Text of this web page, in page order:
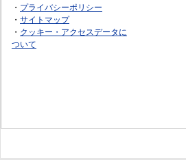
・ プライバシーポリシー
・ サイトマップ
・ クッキー・アクセスデータに
ついて